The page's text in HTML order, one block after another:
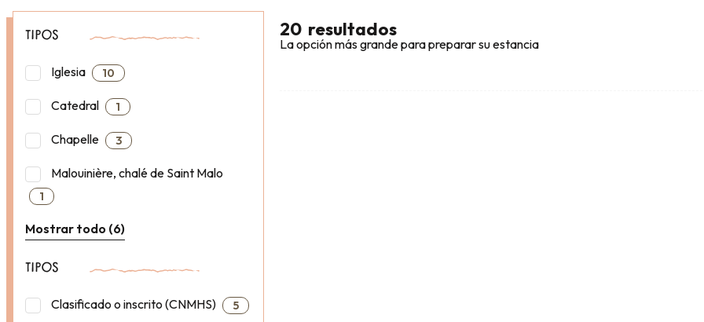
TIPOS
Iglesia 10
Catedral 1
Chapelle 3
Malouinière, chalé de Saint Malo
1
Mostrar todo (6)
TIPOS
Clasificado o inscrito (CNMHS) 5
20 resultados
La opción más grande para preparar su estancia